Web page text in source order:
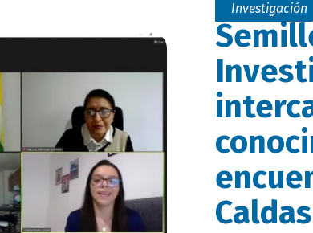
Investigación
Caldas